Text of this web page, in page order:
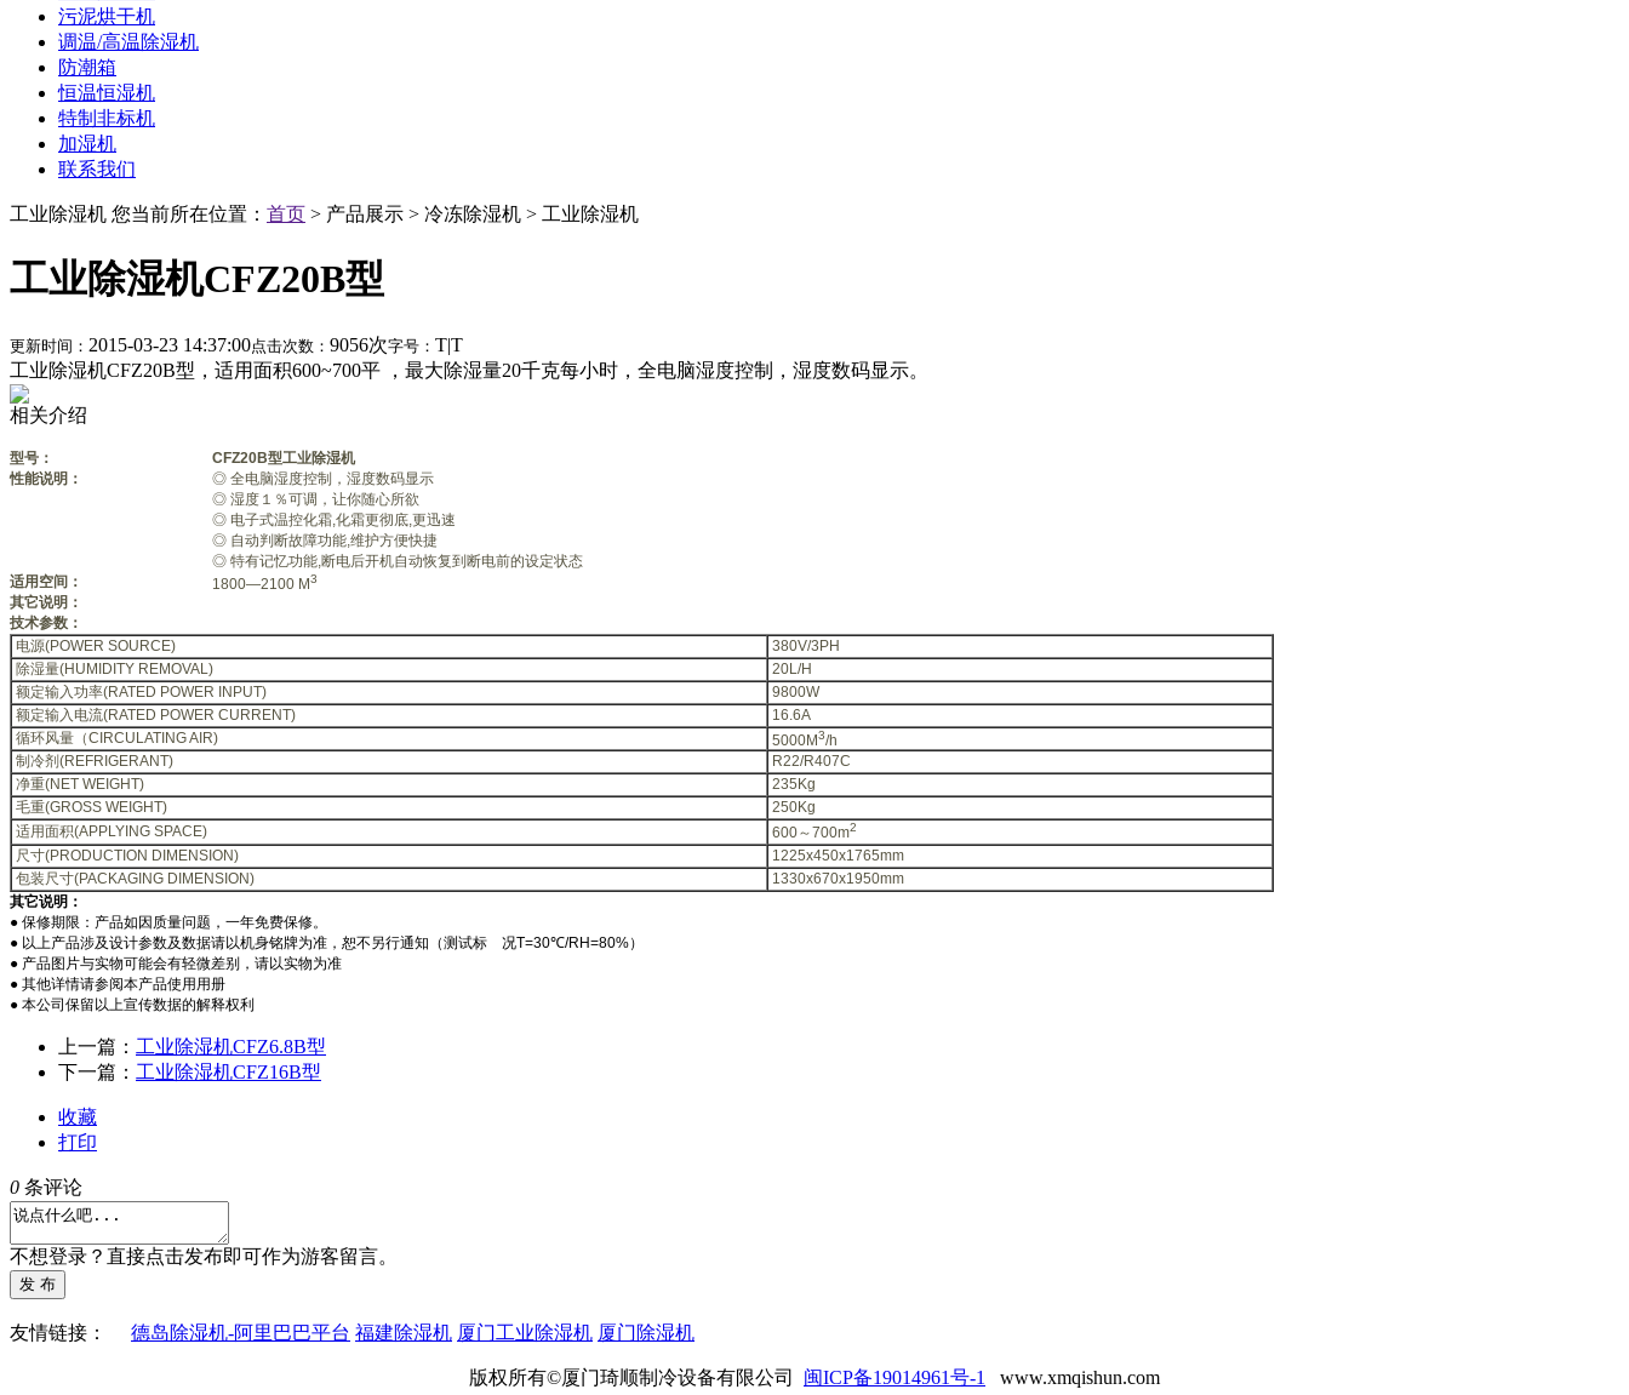
污泥烘干机
调温/高温除湿机
防潮箱
恒温恒湿机
特制非标机
加湿机
联系我们
工业除湿机 您当前所在位置： 首页 > 产品展示 > 冷冻除湿机 > 工业除湿机
工业除湿机CFZ20B型
更新时间： 2015-03-23 14:37:00点击次数： 9056次字号： T|T
工业除湿机CFZ20B型，适用面积600~700平 ，最大除湿量20千克每小时，全电脑湿度控制，湿度数码显示。
相关介绍
型号：
CFZ20B型工业除湿机
性能说明：
◎ 全电脑湿度控制，湿度数码显示
◎ 湿度１％可调，让你随心所欲
◎ 电子式温控化霜,化霜更彻底,更迅速
◎ 自动判断故障功能,维护方便快捷
◎ 特有记忆功能,断电后开机自动恢复到断电前的设定状态
适用空间：
1800—2100 M3
其它说明：
技术参数：
电源(POWER SOURCE)
380V/3PH
除湿量(HUMIDITY REMOVAL)
20L/H
额定输入功率(RATED POWER INPUT)
9800W
额定输入电流(RATED POWER CURRENT)
16.6A
循环风量（CIRCULATING AIR)
5000M3/h
制冷剂(REFRIGERANT)
R22/R407C
净重(NET WEIGHT)
235Kg
毛重(GROSS WEIGHT)
250Kg
适用面积(APPLYING SPACE)
600～700m2
尺寸(PRODUCTION DIMENSION)
1225x450x1765mm
包装尺寸(PACKAGING DIMENSION)
1330x670x1950mm
其它说明：
● 保修期限：产品如因质量问题，一年免费保修。
● 以上产品涉及设计参数及数据请以机身铭牌为准，恕不另行通知（测试标 况T=30℃/RH=80%）
● 产品图片与实物可能会有轻微差别，请以实物为准
● 其他详情请参阅本产品使用用册
● 本公司保留以上宣传数据的解释权利
上一篇： 工业除湿机CFZ6.8B型
下一篇： 工业除湿机CFZ16B型
收藏
打印
0 条评论
不想登录？直接点击发布即可作为游客留言。
发 布
友情链接： 德岛除湿机-阿里巴巴平台 福建除湿机 厦门工业除湿机 厦门除湿机
版权所有©厦门琦顺制冷设备有限公司 闽ICP备19014961号-1 www.xmqishun.com